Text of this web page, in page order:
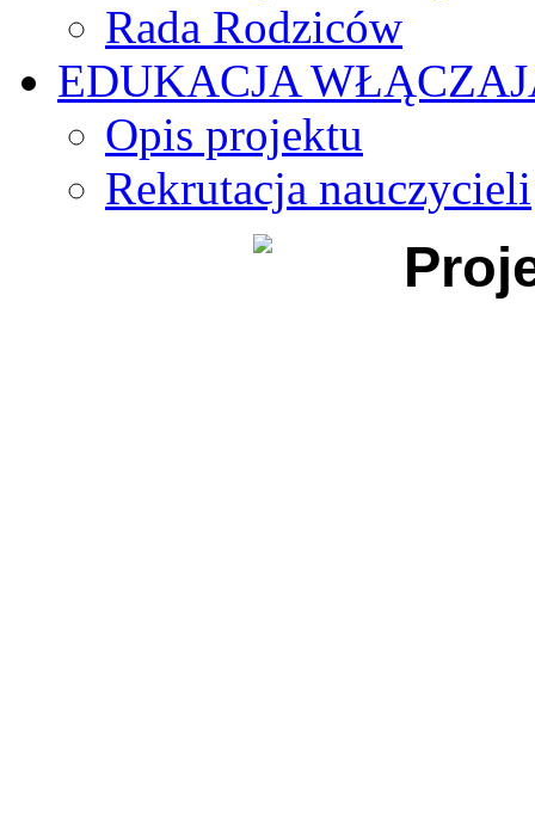
Rada Rodziców
EDUKACJA
Opis projektu
Rekrutacja nauczycieli